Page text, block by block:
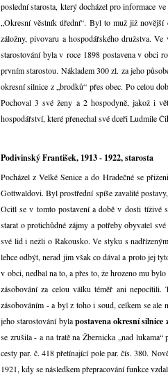
poslední starosta, který docházel pro informace
„Okresní věstník úřední“. Byl to muž již
záložny, pivovaru a hospodářského družstva.
starostování byla v roce 1898 postavena v obci
prvním starostou. Nákladem 300 zl. za jeho
okresní silnice z „brodků“ přes obec. Po celou
Pochoval 3 své ženy a 2 hospodyně, jakož i
hospodářství, které přenechal své dceři Ludmile
Podivinský František, 1913 - 1922, starosta
Pocházel z Velké Senice a do Hradečné se
Gottwaldovi. Byl prostřední spíše zavalité
Ocitl se v tomto postavení a době v dosti tíživé
starat o protichůdné zájmy a potřeby obyvatel
své lid i nežli o Rakousko. Ve styku s
lehce odbýt, nerad jim však co dával a proto jej
v obci, nedbal na to, a přes to, že hrozeno mu
zásobování za celou válku téměř ani
zásobováním - a byl z toho i soud, celkem se ale
jeho starostování bylapostavena okresní silnice
se zrušila - a na tratě na Žbernicka „nad
cesty par. č. 418 přetínající pole par. čís. 380.
1921, kdy se následkem přepracování funkce